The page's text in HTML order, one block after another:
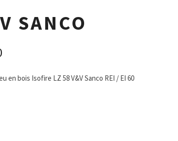
SANCO
en bois Isofire LZ 58 V&V Sanco REI / EI 60